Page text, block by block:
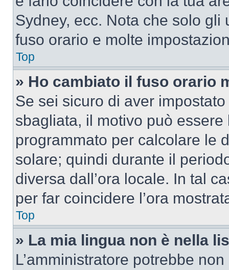
Sydney, ecc. Nota che solo
fuso orario e molte
Top
» Ho cambiato il fuso orario
Se sei sicuro di aver
sbagliata, il motivo può essere
programmato per calcolare le
solare; quindi durante il
diversa dall’ora locale. In tal
per far coincidere l’ora
Top
» La mia lingua non è nella
L’amministratore potrebbe